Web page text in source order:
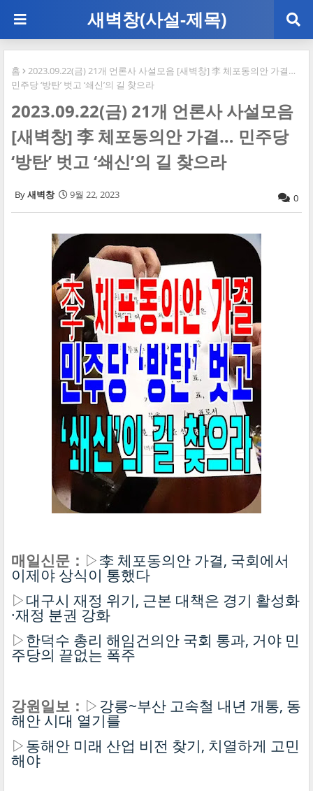
새벽창(사설-제목)
홈
2023.09.22(금) 21개 언론사 사설모음 [새벽창] 李 체포동의안 가결…
민주당 ‘방탄’ 벗고 ‘쇄신’의 길 찾으라
2023.09.22(금) 21개 언론사 사설모음
[새벽창] 李 체포동의안 가결… 민주당
‘방탄’ 벗고 ‘쇄신’의 길 찾으라
새벽창 9월 22, 2023 0
매일신문： ▷李 체포동의안 가결, 국회에서
이제야 상식이 통했다
▷대구시 재정 위기, 근본 대책은 경기 활성화
·재정 분권 강화
▷한덕수 총리 해임건의안 국회 통과, 거야 민
주당의 끝없는 폭주
강원일보： ▷강릉~부산 고속철 내년 개통, 동
해안 시대 열기를
▷동해안 미래 산업 비전 찾기, 치열하게 고민
해야